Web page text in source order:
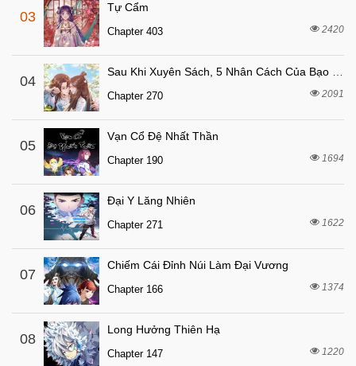
03
Tự Cẩm
Chapter 403 2420
04
Chapter 270 2091
05
Vạn Cổ Đệ Nhất Thần
Chapter 190 1694
06
Đại Y Lăng Nhiên
Chapter 271 1622
07
Chiếm Cái Đỉnh Núi Làm Đại Vương
Chapter 166 1374
08
Long Hưởng Thiên Hạ
Chapter 147 1220